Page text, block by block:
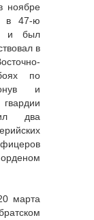
ноябре
в 47-ю
и был
в
по
и
два
марта